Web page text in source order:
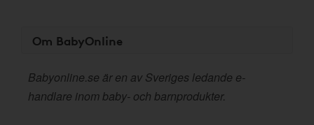
Om BabyOnline
Babyonline.se är en av Sveriges ledande e-
handlare inom baby- och barnprodukter.